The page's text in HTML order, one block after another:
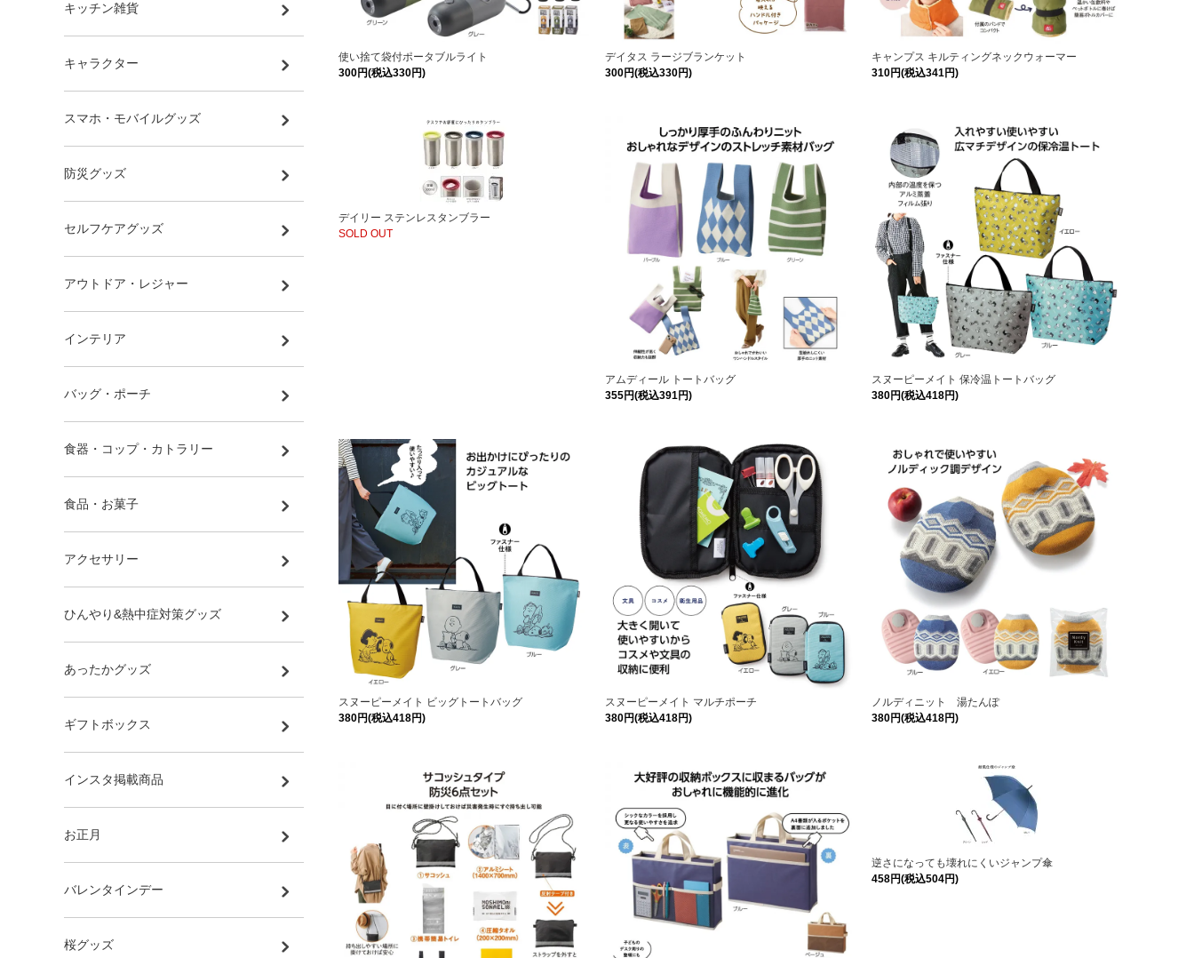
使い捨て袋付ポータブルライト
300円(税込330円)
デイタス ラージブランケット
300円(税込330円)
キャンプス キルティングネックウォーマー
310円(税込341円)
デイリー ステンレスタンブラー
SOLD OUT
アムディール トートバッグ
355円(税込391円)
スヌーピーメイト 保冷温トートバッグ
380円(税込418円)
スヌーピーメイト ビッグトートバッグ
380円(税込418円)
スヌーピーメイト マルチポーチ
380円(税込418円)
ノルディニット 湯たんぽ
380円(税込418円)
逆さになっても壊れにくいジャンプ傘
458円(税込504円)
キッチン雑貨
キャラクター
スマホ・モバイルグッズ
防災グッズ
セルフケアグッズ
アウトドア・レジャー
インテリア
バッグ・ポーチ
食器・コップ・カトラリー
食品・お菓子
アクセサリー
ひんやり&熱中症対策グッズ
あったかグッズ
ギフトボックス
インスタ掲載商品
お正月
バレンタインデー
桜グッズ